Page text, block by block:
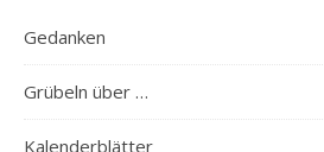
Gedanken
Grübeln über …
Kalenderblätter